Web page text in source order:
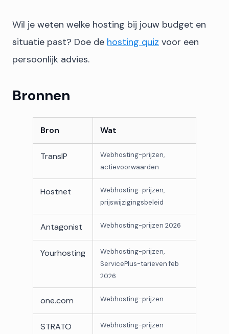
Wil je weten welke hosting bij jouw budget en
situatie past? Doe de hosting quiz voor een
persoonlijk advies.
Bronnen
Bron Wat
TransIP
Webhosting-prijzen,
actievoorwaarden
Hostnet
Webhosting-prijzen,
prijswijzigingsbeleid
Antagonist Webhosting-prijzen 2026
Yourhosting
Webhosting-prijzen,
ServicePlus-tarieven feb
2026
one.com Webhosting-prijzen
STRATO Webhosting-prijzen